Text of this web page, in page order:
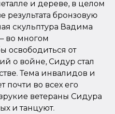
и дереве, в целом
результата бронзовую
скульптура Вадима
во многом
освободиться от
о войне, Сидур стал
Тема инвалидов и
почти во всех его
ветераны Сидура
и танцуют.